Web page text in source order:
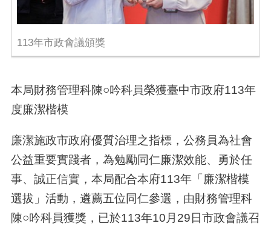
113年市政會議頒獎
本局財務管理科陳○吟科員榮獲臺中市政府113年
度廉潔楷模
廉潔施政市政府優質治理之指標，公務員為社會
公益重要實踐者，為勉勵同仁廉潔效能、勇於任
事、誠正信實，本局配合本府113年「廉潔楷模
選拔」活動，遴薦五位同仁參選，由財務管理科
陳○吟科員獲獎，已於113年10月29日市政會議召